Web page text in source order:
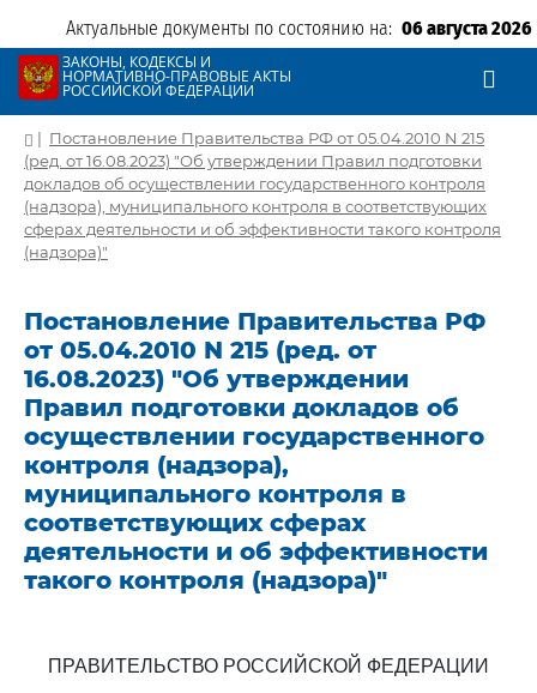
Актуальные документы по состоянию на: 06 августа 2026
ЗАКОНЫ, КОДЕКСЫ И
НОРМАТИВНО-ПРАВОВЫЕ АКТЫ
РОССИЙСКОЙ ФЕДЕРАЦИИ
| Постановление Правительства РФ от 05.04.2010 N 215
(ред. от 16.08.2023) "Об утверждении Правил подготовки
докладов об осуществлении государственного контроля
(надзора), муниципального контроля в соответствующих
сферах деятельности и об эффективности такого контроля
(надзора)"
Постановление Правительства РФ
от 05.04.2010 N 215 (ред. от
16.08.2023) "Об утверждении
Правил подготовки докладов об
осуществлении государственного
контроля (надзора),
муниципального контроля в
соответствующих сферах
деятельности и об эффективности
такого контроля (надзора)"
ПРАВИТЕЛЬСТВО РОССИЙСКОЙ ФЕДЕРАЦИИ